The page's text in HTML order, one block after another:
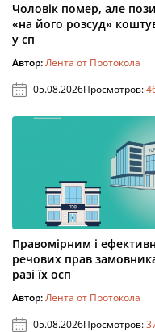
Чоловік помер, але
«на його розсуд»
у сп
Автор:Лента от Протокола
05.08.2026Просмотров:
Правомірним і
речових прав
разі їх осп
Автор:Лента от Протокола
05.08.2026Просмотров: